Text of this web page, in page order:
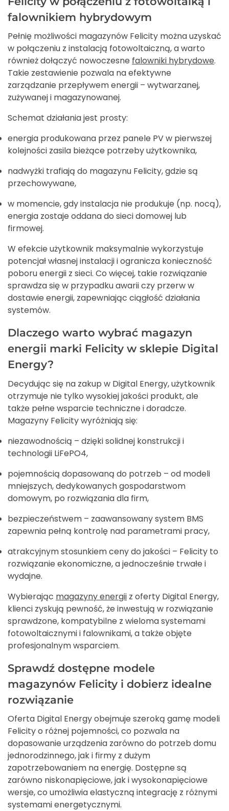
falownikiem hybrydowym
Pełnię możliwości magazynów Felicity można uzyskać
w połączeniu z instalacją fotowoltaiczną, a warto
również dołączyć nowoczesne falowniki hybrydowe.
Takie zestawienie pozwala na efektywne
zarządzanie przepływem energii – wytwarzanej,
zużywanej i magazynowanej.
Schemat działania jest prosty:
energia produkowana przez panele PV w pierwszej
kolejności zasila bieżące potrzeby użytkownika,
nadwyżki trafiają do magazynu Felicity, gdzie są
przechowywane,
w momencie, gdy instalacja nie produkuje (np. nocą),
energia zostaje oddana do sieci domowej lub
firmowej.
W efekcie użytkownik maksymalnie wykorzystuje
potencjał własnej instalacji i ogranicza konieczność
poboru energii z sieci. Co więcej, takie rozwiązanie
sprawdza się w przypadku awarii czy przerw w
dostawie energii, zapewniając ciągłość działania
systemów.
Dlaczego warto wybrać magazyn
energii marki Felicity w sklepie Digital
Energy?
Decydując się na zakup w Digital Energy, użytkownik
otrzymuje nie tylko wysokiej jakości produkt, ale
także pełne wsparcie techniczne i doradcze.
Magazyny Felicity wyróżniają się:
niezawodnością – dzięki solidnej konstrukcji i
technologii LiFePO4,
pojemnością dopasowaną do potrzeb – od modeli
mniejszych, dedykowanych gospodarstwom
domowym, po rozwiązania dla firm,
bezpieczeństwem – zaawansowany system BMS
zapewnia pełną kontrolę nad parametrami pracy,
atrakcyjnym stosunkiem ceny do jakości – Felicity to
rozwiązanie ekonomiczne, a jednocześnie trwałe i
wydajne.
Wybierając magazyny energii z oferty Digital Energy,
klienci zyskują pewność, że inwestują w rozwiązanie
sprawdzone, kompatybilne z wieloma systemami
fotowoltaicznymi i falownikami, a także objęte
profesjonalnym wsparciem.
Sprawdź dostępne modele
magazynów Felicity i dobierz idealne
rozwiązanie
Oferta Digital Energy obejmuje szeroką gamę modeli
Felicity o różnej pojemności, co pozwala na
dopasowanie urządzenia zarówno do potrzeb domu
jednorodzinnego, jak i firmy z dużym
zapotrzebowaniem na energię. Dostępne są
zarówno niskonapięciowe, jak i wysokonapięciowe
wersje, co umożliwia elastyczną integrację z różnymi
systemami energetycznymi.